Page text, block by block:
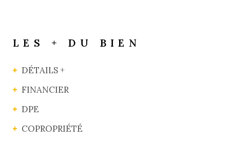
LES + DU BIEN
DÉTAILS +
FINANCIER
DPE
COPROPRIÉTÉ